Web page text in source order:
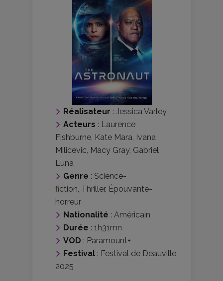
Réalisateur : Jessica Varley
Acteurs : Laurence
Fishburne, Kate Mara, Ivana
Milicevic, Macy Gray, Gabriel
Luna
Genre : Science-
fiction, Thriller, Épouvante-
horreur
Nationalité : Américain
Durée : 1h31mn
VOD : Paramount+
Festival : Festival de Deauville
2025